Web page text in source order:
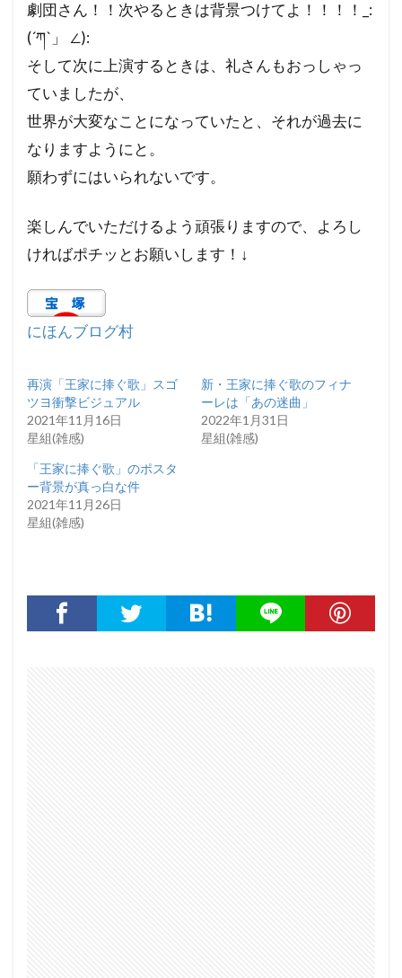
劇団さん！！次やるときは背景つけてよ！！！！_:
(´ཀ`」 ∠):
そして次に上演するときは、礼さんもおっしゃっ
ていましたが、
世界が大変なことになっていたと、それが過去に
なりますようにと。
願わずにはいられないです。
楽しんでいただけるよう頑張りますので、よろし
ければポチッとお願いします！↓
にほんブログ村
再演「王家に捧ぐ歌」スゴ
ツヨ衝撃ビジュアル
2021年11月16日
星組(雑感)
新・王家に捧ぐ歌のフィナ
ーレは「あの迷曲」
2022年1月31日
星組(雑感)
「王家に捧ぐ歌」のポスタ
ー背景が真っ白な件
2021年11月26日
星組(雑感)